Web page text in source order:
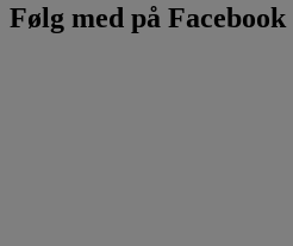
Følg med på Facebook